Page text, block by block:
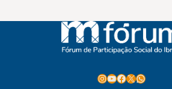
Instagram
Youtube
Facebook
X WhatsApp